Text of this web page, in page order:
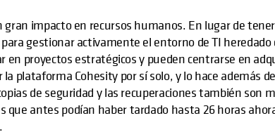
gran impacto en recursos humanos. En lugar de
gestionar activamente el entorno de TI heredado
en proyectos estratégicos y pueden centrarse en
plataforma Cohesity por sí solo, y lo hace además
de seguridad y las recuperaciones también son
antes podían haber tardado hasta 26 horas